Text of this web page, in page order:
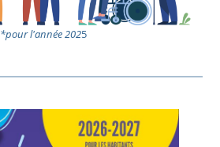
*pour l'année 2025